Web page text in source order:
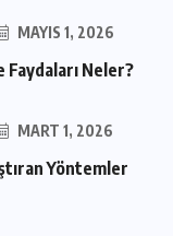
MAYIS 1, 2026
Faydaları Neler?
MART 1, 2026
Yöntemler